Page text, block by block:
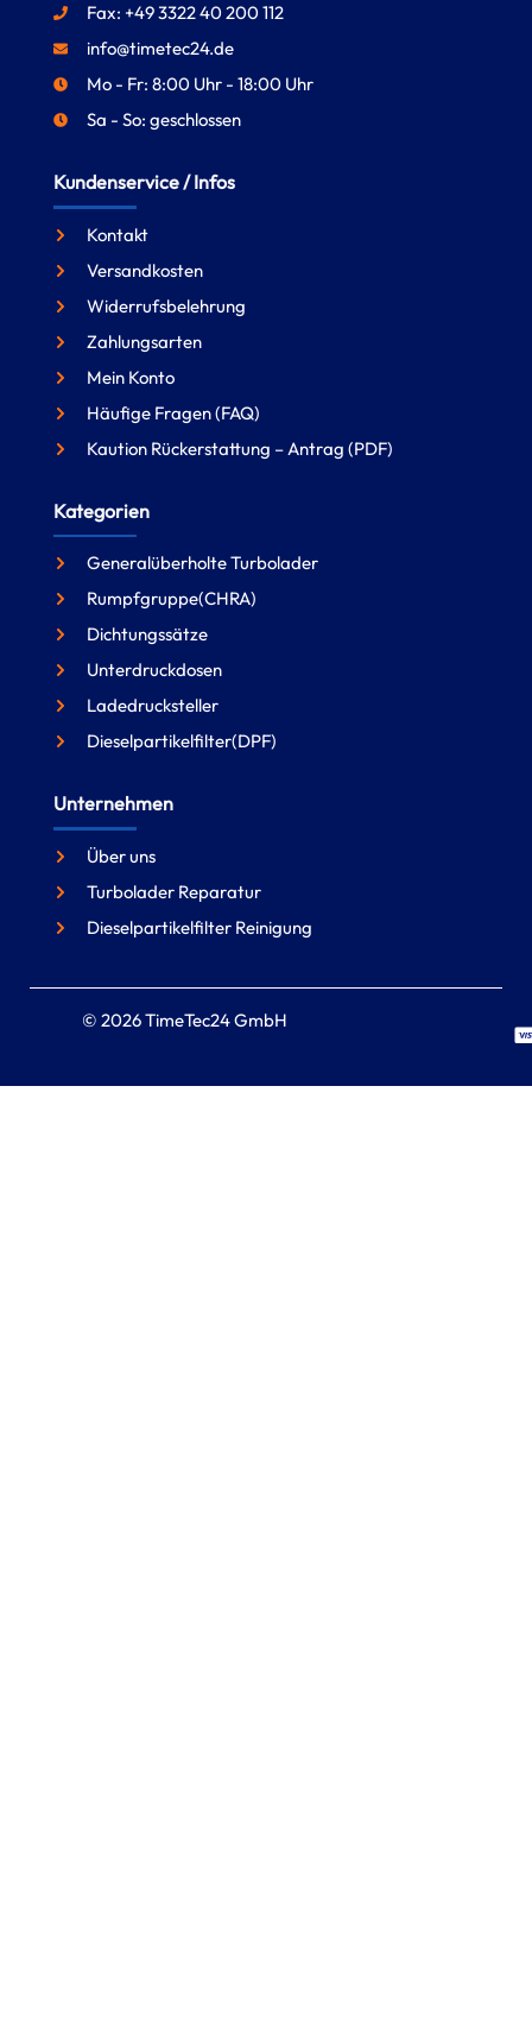
Fax: +49 3322 40 200 112
info@timetec24.de
Mo - Fr: 8:00 Uhr - 18:00 Uhr
Sa - So: geschlossen
Kundenservice / Infos
Kontakt
Versandkosten
Widerrufsbelehrung
Zahlungsarten
Mein Konto
Häufige Fragen (FAQ)
Kaution Rückerstattung – Antrag (PDF)
Kategorien
Generalüberholte Turbolader
Rumpfgruppe(CHRA)
Dichtungssätze
Unterdruckdosen
Ladedrucksteller
Dieselpartikelfilter(DPF)
Unternehmen
Über uns
Turbolader Reparatur
Dieselpartikelfilter Reinigung
© 2026 TimeTec24 GmbH